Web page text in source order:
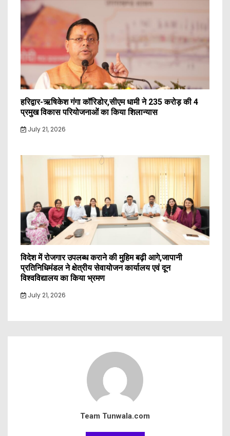
हरिद्वार-ऋषिकेश गंगा कॉरिडोर,सीएम धामी ने 235 करोड़ की 4
प्रमुख विकास परियोजनाओं का किया शिलान्यास
July 21, 2026
विदेश में रोजगार उपलब्ध कराने की मुहिम बढ़ी आगे,जापानी
प्रतिनिधिमंडल ने क्षेत्रीय सेवायोजन कार्यालय एवं दून
विश्वविद्यालय का किया भ्रमण
July 21, 2026
Team Tunwala.com